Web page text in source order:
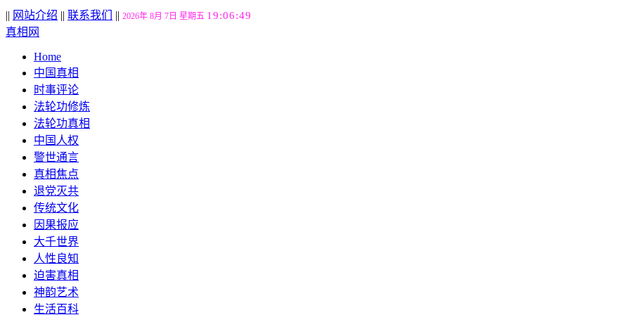
|| 网站介绍 || 联系我们 || 2026年 8月 7日 星期五 19:06:50
真相网
Home
中国真相
时事评论
法轮功修炼
法轮功真相
中国人权
警世通言
真相焦点
退党灭共
传统文化
因果报应
大千世界
人性良知
迫害真相
神韵艺术
生活百科